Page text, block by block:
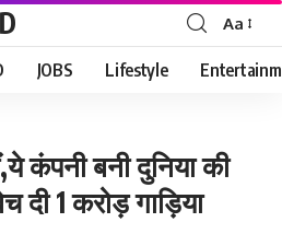
Font
Resizer
Aa
JOBS Lifestyle
कंपनी बनी दुनिया की
दी 1 करोड़ गाड़िया